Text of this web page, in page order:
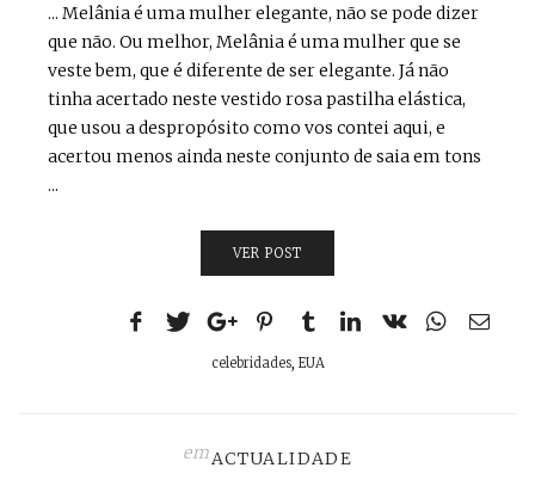
... Melânia é uma mulher elegante, não se pode dizer
que não. Ou melhor, Melânia é uma mulher que se
veste bem, que é diferente de ser elegante. Já não
tinha acertado neste vestido rosa pastilha elástica,
que usou a despropósito como vos contei aqui, e
acertou menos ainda neste conjunto de saia em tons
...
VER POST
celebridades, EUA
emACTUALIDADE